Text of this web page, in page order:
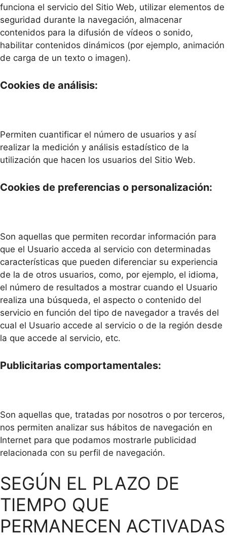
funciona el servicio del Sitio Web, utilizar elementos de
seguridad durante la navegación, almacenar
contenidos para la difusión de vídeos o sonido,
habilitar contenidos dinámicos (por ejemplo, animación
de carga de un texto o imagen).
Cookies de análisis:
Permiten cuantificar el número de usuarios y así
realizar la medición y análisis estadístico de la
utilización que hacen los usuarios del Sitio Web.
Cookies de preferencias o personalización:
Son aquellas que permiten recordar información para
que el Usuario acceda al servicio con determinadas
características que pueden diferenciar su experiencia
de la de otros usuarios, como, por ejemplo, el idioma,
el número de resultados a mostrar cuando el Usuario
realiza una búsqueda, el aspecto o contenido del
servicio en función del tipo de navegador a través del
cual el Usuario accede al servicio o de la región desde
la que accede al servicio, etc.
Publicitarias comportamentales:
Son aquellas que, tratadas por nosotros o por terceros,
nos permiten analizar sus hábitos de navegación en
Internet para que podamos mostrarle publicidad
relacionada con su perfil de navegación.
SEGÚN EL PLAZO DE
TIEMPO QUE
PERMANECEN ACTIVADAS